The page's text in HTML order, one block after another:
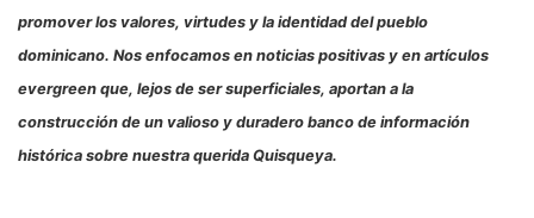
promover los valores, virtudes y la identidad del pueblo
dominicano. Nos enfocamos en noticias positivas y en artículos
evergreen que, lejos de ser superficiales, aportan a la
construcción de un valioso y duradero banco de información
histórica sobre nuestra querida Quisqueya.